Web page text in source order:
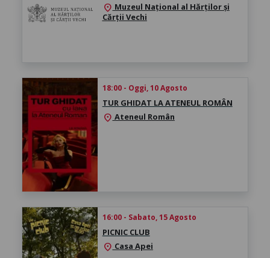
location_on Muzeul Național al Hărților și
Cărții Vechi
18:00 - Oggi, 10 Agosto
TUR GHIDAT LA ATENEUL ROMÂN
location_onAteneul Român
16:00 - Sabato, 15 Agosto
PICNIC CLUB
location_on Casa Apei